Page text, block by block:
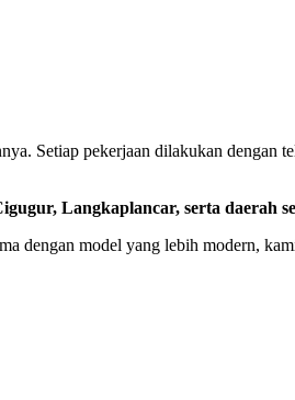
Setiap pekerjaan dilakukan dengan
Langkaplancar, serta daerah
dengan model yang lebih modern,